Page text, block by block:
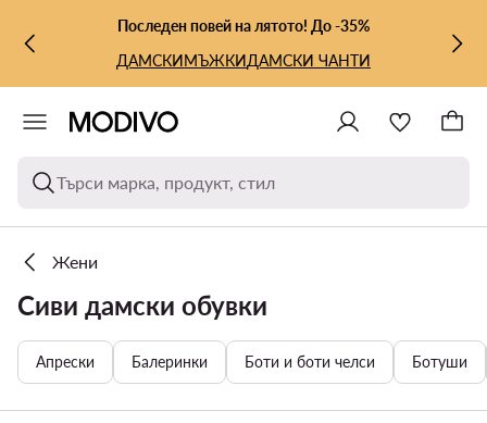
КЪМ ОСНОВНОТО СЪДЪРЖАНИЕ
КЪМ ТЪРСЕНЕПоследен повей на лятото! До -35%
ДАМСКИМЪЖКИДАМСКИ ЧАНТИ
Търси марка, продукт, стил
Жени
Сиви дамски обувки
Апрески Балеринки Боти и боти челси Ботуши